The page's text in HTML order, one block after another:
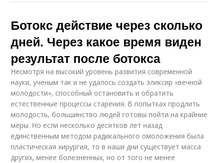
Ботокс действие через сколько
дней. Через какое время виден
результат после ботокса
Несмотря на высокий уровень развития современной
науки, ученым так и не удалось создать эликсир «вечной
молодости», способный остановить и обратить
естественные процессы старения. В попытках продлить
молодость, большинство людей готовы пойти на крайние
меры. Но если несколько десятков лет назад
единственным методом радикального омоложения была
пластическая хирургия, то в наши дни существует масса
других, менее болезненных, но от того не менее